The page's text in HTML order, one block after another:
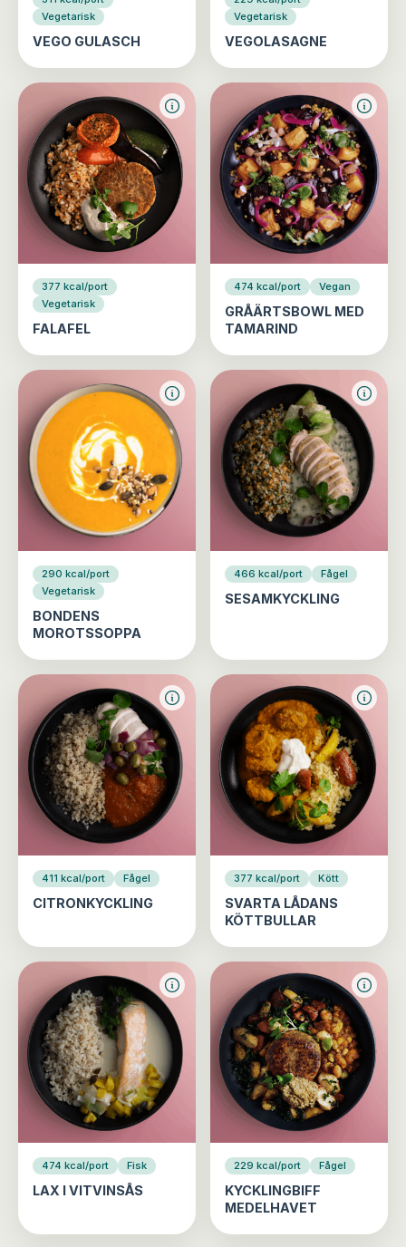
Vegetarisk
VEGO GULASCH
Vegetarisk
VEGOLASAGNE
377 kcal/port
Vegetarisk
FALAFEL
474 kcal/port Vegan
GRÅÄRTSBOWL MED
TAMARIND
290 kcal/port
Vegetarisk
BONDENS
MOROTSSOPPA
466 kcal/port Fågel
SESAMKYCKLING
411 kcal/port Fågel
CITRONKYCKLING
377 kcal/port Kött
SVARTA LÅDANS
KÖTTBULLAR
474 kcal/port Fisk
LAX I VITVINSÅS
229 kcal/port Fågel
KYCKLINGBIFF
MEDELHAVET